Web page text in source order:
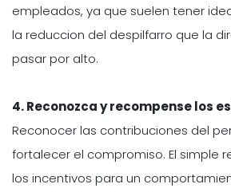
empleados, ya que suelen tener
la reduccion del despilfarro que la
pasar por alto.
4. Reconozca y recompense los
Reconocer las contribuciones del
fortalecer el compromiso. El simple
los incentivos para un